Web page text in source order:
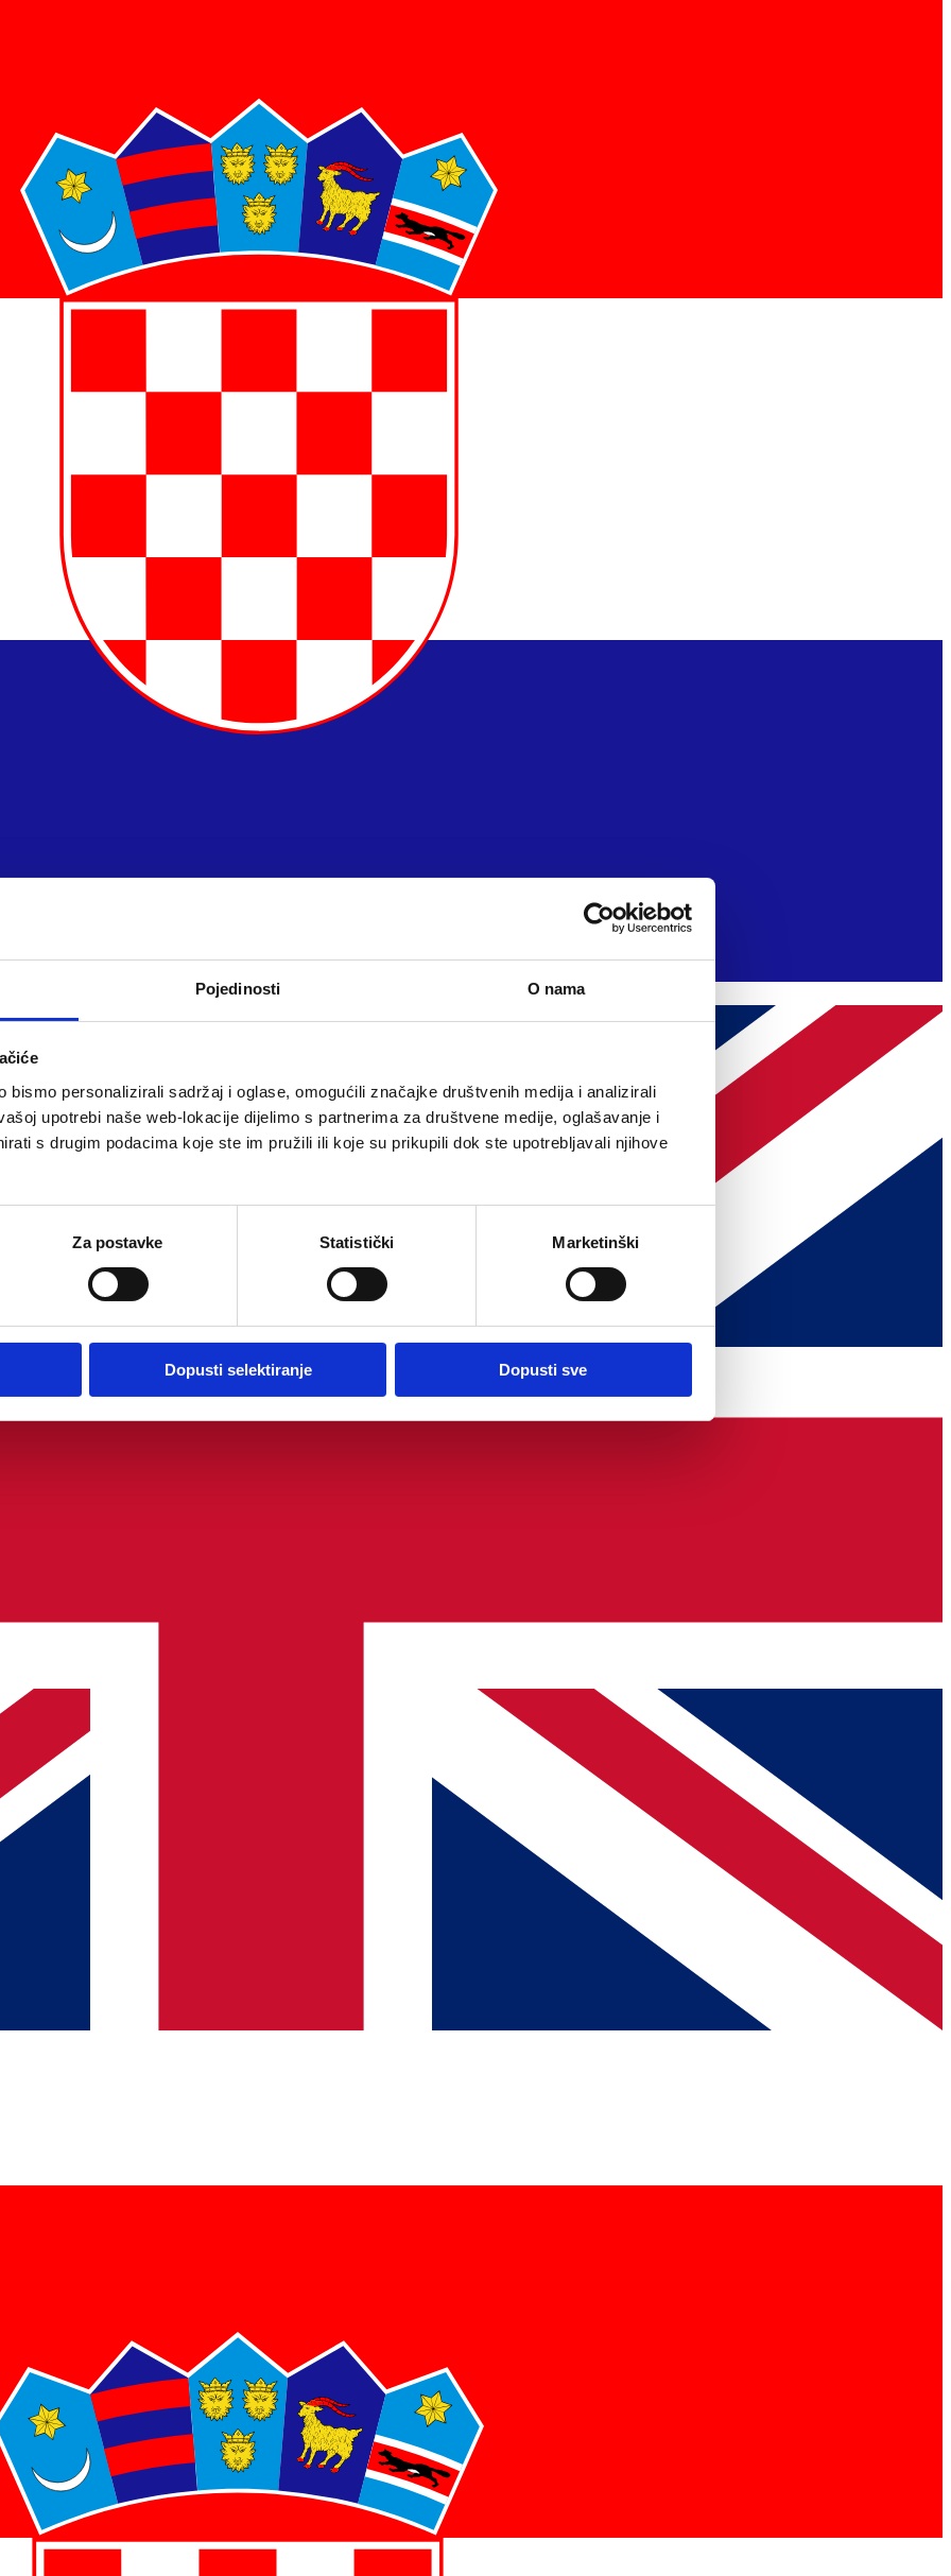
Pojedinosti O nama
bismo personalizirali sadržaj i oglase, omogućili značajke društvenih medija i analizirali
upotrebi naše web-lokacije dijelimo s partnerima za društvene medije, oglašavanje i
s drugim podacima koje ste im pružili ili koje su prikupili dok ste upotrebljavali njihove
Za postavke Statistički Marketinški
Dopusti selektiranje Dopusti sve